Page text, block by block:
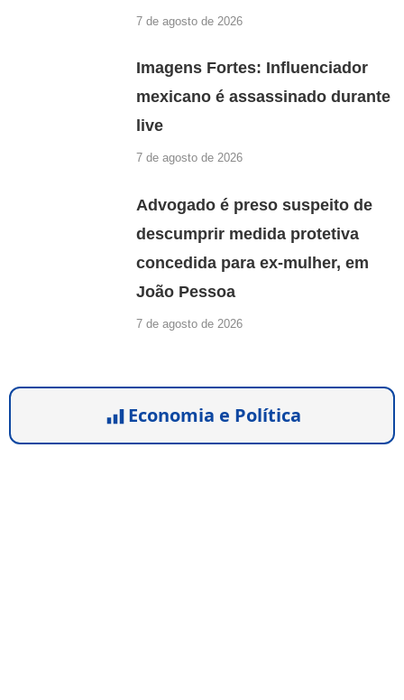
7 de agosto de 2026
Imagens Fortes: Influenciador
mexicano é assassinado durante
live
7 de agosto de 2026
Advogado é preso suspeito de
descumprir medida protetiva
concedida para ex-mulher, em
João Pessoa
7 de agosto de 2026
Economia e Política